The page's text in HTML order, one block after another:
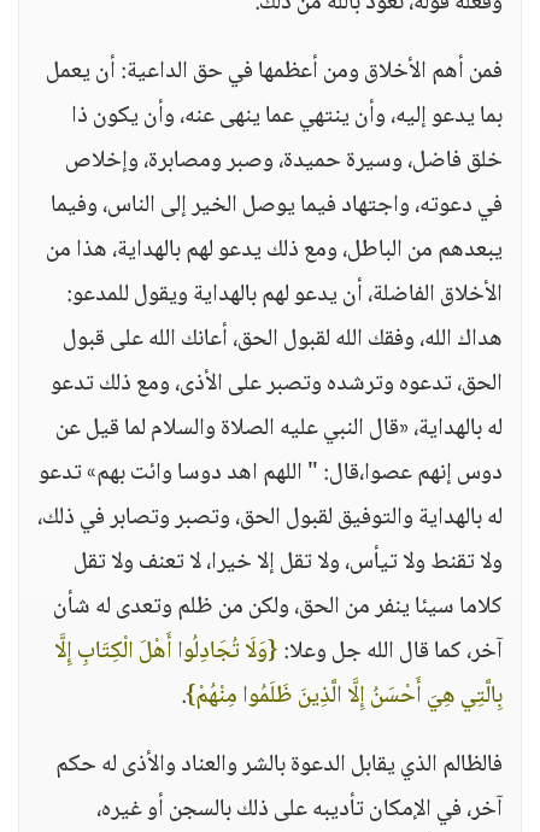
فمن أهم الأخلاق ومن أعظمها في حق الداعية: أن يعمل
بما يدعو إليه، وأن ينتهي عما ينهى عنه، وأن يكون ذا
خلق فاضل، وسيرة حميدة، وصبر ومصابرة، وإخلاص
في دعوته، واجتهاد فيما يوصل الخير إلى الناس، وفيما
يبعدهم من الباطل، ومع ذلك يدعو لهم بالهداية، هذا من
الأخلاق الفاضلة، أن يدعو لهم بالهداية ويقول للمدعو:
هداك الله، وفقك الله لقبول الحق، أعانك الله على قبول
الحق، تدعوه وترشده وتصبر على الأذى، ومع ذلك تدعو
له بالهداية، «قال النبي عليه الصلاة والسلام لما قيل عن
دوس إنهم عصوا،قال: " اللهم اهد دوسا وائت بهم» تدعو
له بالهداية والتوفيق لقبول الحق، وتصبر وتصابر في ذلك،
ولا تقنط ولا تيأس، ولا تقل إلا خيرا، لا تعنف ولا تقل
كلاما سيئا ينفر من الحق، ولكن من ظلم وتعدى له شأن
آخر، كما قال الله جل وعلا:{وَلَا تُجَادِلُوا أَهْلَ الْكِتَابِ إِلَّا
بِالَّتِي هِيَ أَحْسَنُ إِلَّا الَّذِينَ ظَلَمُوا مِنْهُمْ}.
فالظالم الذي يقابل الدعوة بالشر والعناد والأذى له حكم
آخر، في الإمكان تأديبه على ذلك بالسجن أو غيره،